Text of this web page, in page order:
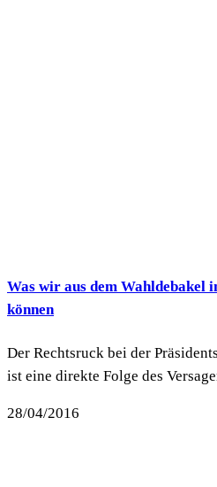
Was wir aus dem Wahldebakel
können
Der Rechtsruck bei der
ist eine direkte Folge des
28/04/2016